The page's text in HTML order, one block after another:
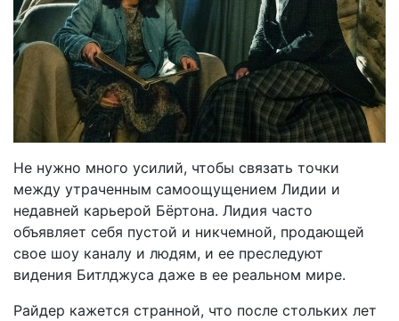
Не нужно много усилий, чтобы связать точки
между утраченным самоощущением Лидии и
недавней карьерой Бёртона. Лидия часто
объявляет себя пустой и никчемной, продающей
свое шоу каналу и людям, и ее преследуют
видения Битлджуса даже в ее реальном мире.
Райдер кажется странной, что после стольких лет